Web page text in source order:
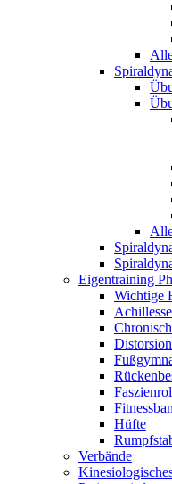
Eigentraining
Wichtige
Hüfte
Verbände